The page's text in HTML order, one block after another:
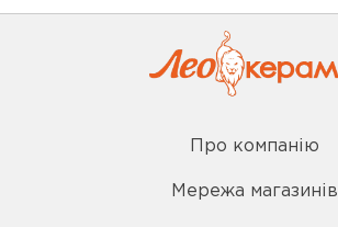
Про компанію
Мережа магазинів